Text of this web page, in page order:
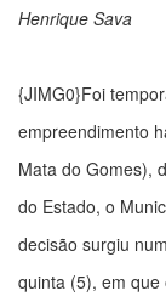
Henrique Sava
{JIMG0}Foi
empreendimento
Mata do Gomes),
do Estado, o
decisão surgiu
quinta (5), em que